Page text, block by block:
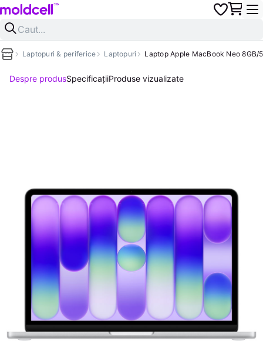
Laptopuri & periferice Laptopuri Laptop Apple MacBook Neo 8GB/
Despre produsSpecificațiiProduse vizualizate